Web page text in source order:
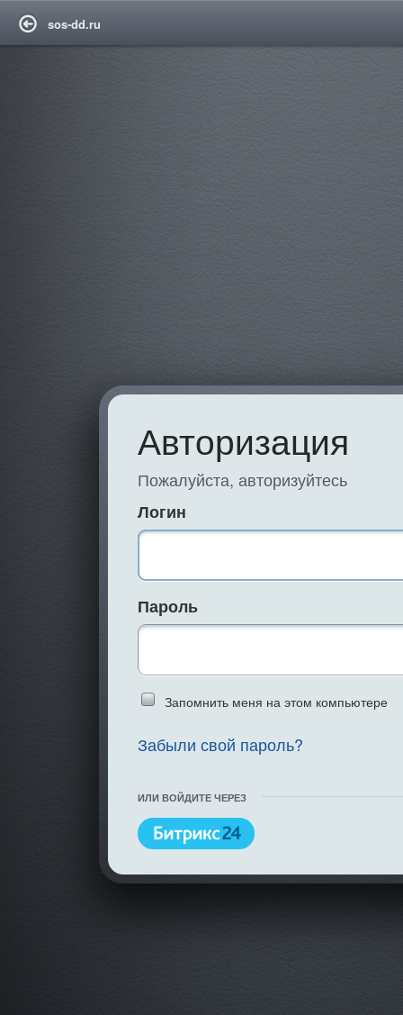
sos-dd.ru
Авторизация
Пожалуйста, авторизуйтесь
Логин
Пароль
Введите слово
Запомнить меня на этом компьютере
Забыли свой пароль?
ИЛИ ВОЙДИТЕ ЧЕРЕЗ